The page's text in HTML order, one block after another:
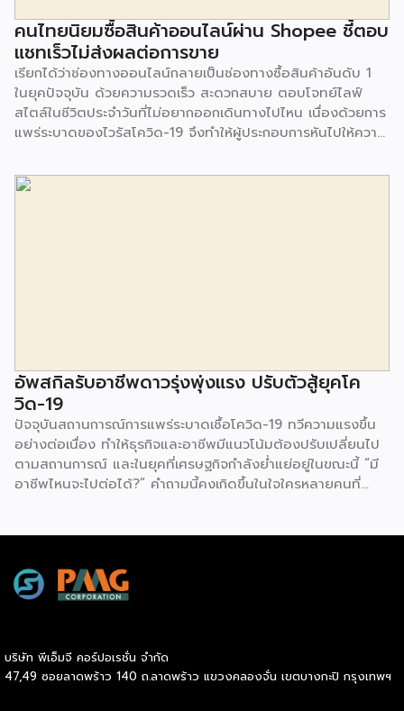
มูลค่าตลาดจะเพิ่มสูงขึ้นเป็น 2 เท่า หรือเป็นมูลค่า 479 ล้าน
ปอนด์ หรือจะเติบโตมากถึง 13.8% โดยคาดว่าน้ำนมอัลมอนด์
จะมีการเติบโตมากที่สุดถึง 16.6% ในช่วงปี 2020-2025
เนื่องจากเป็นเครื่องดื่มที่มีรสชาติเข้มข้น และมีแคลอรี่
คาร์โบไฮเดรต […]
คนไทยนิยมซื้อสินค้าออนไลน์ผ่าน Shopee ชี้ตอบ
แชทเร็วไม่ส่งผลต่อการขาย
เรียกได้ว่าช่องทางออนไลน์กลายเป็นช่องทางซื้อสินค้าอันดับ 1
ในยุคปัจจุบัน ด้วยความรวดเร็ว สะดวกสบาย ตอบโจทย์ไลฟ์
สไตล์ในชีวิตประจำวันที่ไม่อยากออกเดินทางไปไหน เนื่องด้วยการ
แพร่ระบาดของไวรัสโควิด-19 จึงทำให้ผู้ประกอบการหันไปให้ความ
ออนไลน์ แต่ก็ยังมีคำถามอีกมากมายเกี่ยวกับการให้บริการต่อ
ลูกค้า ว่ามีความคิดเห็นอย่างไร โดย Live Agent บริการตอบ
Lazada อย่างไรก็ตาม เมื่อลงลึกในเรื่องของอายุ พบว่า กลุ่มคน
อายุ 18-34 […]
อัพสกิลรับอาชีพดาวรุ่งพุ่งแรง ปรับตัวสู้ยุคโค
วิด-19
ปัจจุบันสถานการณ์การแพร่ระบาดเชื้อโควิด-19 ทวีความแรงขึ้น
อย่างต่อเนื่อง ทำให้ธุรกิจและอาชีพมีแนวโน้มต้องปรับเปลี่ยนไป
ตามสถานการณ์ และในยุคที่เศรษฐกิจกำลังย่ำแย่อยู่ในขณะนี้ “มี
อาชีพไหนจะไปต่อได้?” คำถามนี้คงเกิดขึ้นในใจใครหลายคนที่
ดิจิตอลมาร์เก็ตเตอร์ เพราะปัจจุบันมีผู้ใช้โทรศัพท์มือถือเช็กข้อมูล
ข่าวสารกันทุกวินาที สิ่งที่ติดตามมากับข้อมูลก็คือ โฆษณา ซึ่ง
หมายอยู่มากมาย หากได้ผู้ที่มีความเชี่ยวชาญเกี่ยวกับด้านนี้มา จะ
ช่วยสร้างกำไรให้กับบริษัทและธุรกิจได้มาก ทำให้ดิจิตอลมาร์เก็ต
บริษัท พีเอ็มจี คอร์ปอเรชั่น จำกัด
47,49 ซอยลาดพร้าว 140 ถ.ลาดพร้าว แขวงคลองจั่น เขตบางกะปิ กรุงเทพฯ